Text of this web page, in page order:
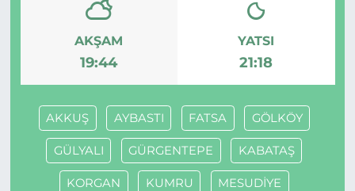
AKŞAM
19:44
YATSI
21:18
AKKUŞ AYBASTI FATSA GÖLKÖY
GÜLYALI GÜRGENTEPE KABATAŞ
KORGAN KUMRU MESUDİYE